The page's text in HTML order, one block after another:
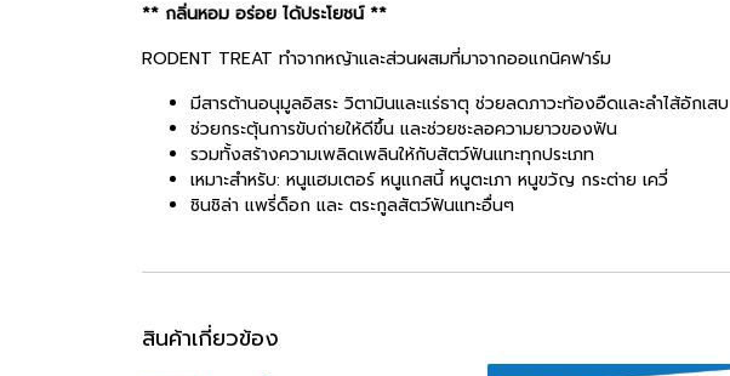
** กลิ่นหอม อร่อย ได้ประโยชน์ **
RODENT TREAT ทำจากหญ้าและส่วนผสมที่มาจากออแกนิคฟาร์ม
มีสารต้านอนุมูลอิสระ วิตามินและแร่ธาตุ ช่วยลดภาวะท้องอืดและลำไส้อักเสบ
ช่วยกระตุ้นการขับถ่ายให้ดีขึ้น และช่วยชะลอความยาวของฟัน
รวมทั้งสร้างความเพลิดเพลินให้กับสัตว์ฟันแทะทุกประเภท
เหมาะสำหรับ: หนูแฮมเตอร์ หนูแกสนี้ หนูตะเภา หนูขวัญ กระต่าย เควี่
ชินชิล่า แพรี่ด็อก และ ตระกูลสัตว์ฟันแทะอื่นๆ
สินค้าเกี่ยวข้อง